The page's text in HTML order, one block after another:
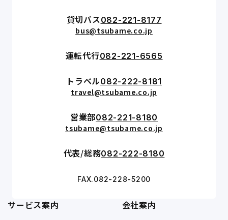
貸切バス082-221-8177
bus@tsubame.co.jp
運転代行082-221-6565
トラベル082-222-8181
travel@tsubame.co.jp
営業部082-221-8180
tsubame@tsubame.co.jp
代表/総務082-222-8180
FAX.082-228-5200
サービス案内
会社案内